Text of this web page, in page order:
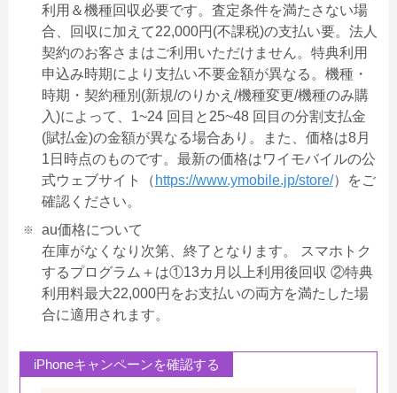
利用＆機種回収必要です。査定条件を満たさない場
合、回収に加えて22,000円(不課税)の支払い要。法人
契約のお客さまはご利用いただけません。特典利用
申込み時期により支払い不要金額が異なる。機種・
時期・契約種別(新規/のりかえ/機種変更/機種のみ購
入)によって、1~24 回目と25~48 回目の分割支払金
(賦払金)の金額が異なる場合あり。また、価格は8月
1日時点のものです。最新の価格はワイモバイルの公
式ウェブサイト（https://www.ymobile.jp/store/）をご
確認ください。
au価格について
在庫がなくなり次第、終了となります。 スマホトク
するプログラム＋は①13カ月以上利用後回収 ②特典
利用料最大22,000円をお支払いの両方を満たした場
合に適用されます。
iPhoneキャンペーンを確認する